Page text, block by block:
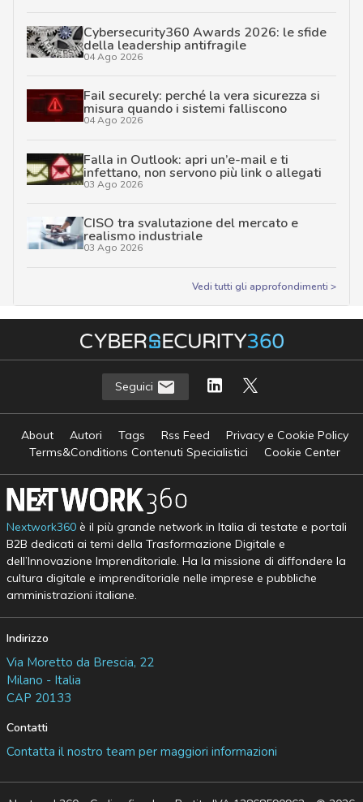
Cybersecurity360 Awards 2026: le sfide
della leadership antifragile
04 Ago 2026
Fail securely: perché la vera sicurezza si
misura quando i sistemi falliscono
04 Ago 2026
Falla in Outlook: apri un’e-mail e ti
infettano, non servono più link o allegati
03 Ago 2026
CISO tra svalutazione del mercato e
realismo industriale
03 Ago 2026
Vedi tutti gli approfondimenti >
Seguici
About Autori Tags Rss Feed
Privacy e Cookie Policy
Terms&Conditions Contenuti Specialistici
Cookie Center
Nextwork360è il più grande network in Italia di testate e portali
B2B dedicati ai temi della Trasformazione Digitale e
dell’Innovazione Imprenditoriale. Ha la missione di diffondere la
cultura digitale e imprenditoriale nelle imprese e pubbliche
amministrazioni italiane.
Indirizzo
Via Moretto da Brescia, 22
Milano - Italia
CAP 20133
Contatti
Contatta il nostro team per maggiori informazioni